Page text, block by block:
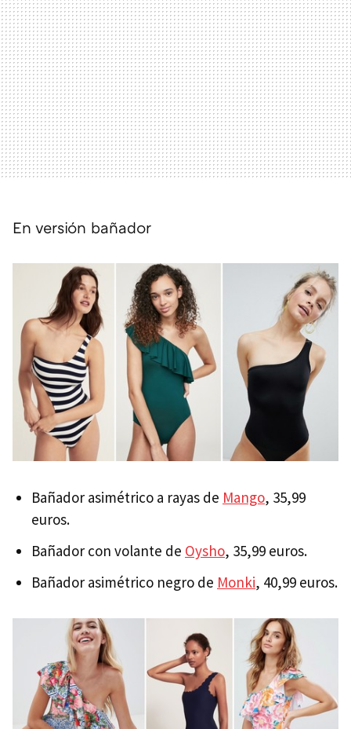
En versión bañador
Bañador asimétrico a rayas de Mango, 35,99
euros.
Bañador con volante de Oysho, 35,99 euros.
Bañador asimétrico negro de Monki, 40,99 euros.